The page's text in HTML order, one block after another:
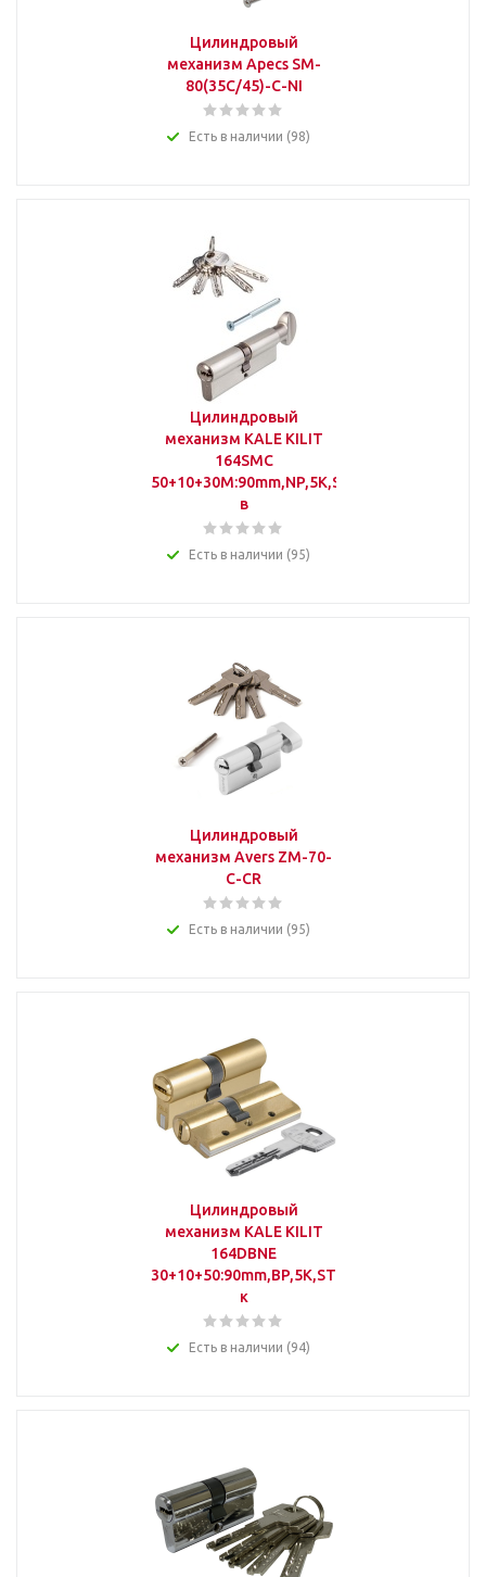
Цилиндровый
механизм Apecs SM-
80(35C/45)-C-NI
Есть в наличии (98)
Цилиндровый
механизм KALE KILIT
164SMC
50+10+30M:90mm,NP,5K,STB,к-
в
Есть в наличии (95)
Цилиндровый
механизм Avers ZM-70-
C-CR
Есть в наличии (95)
Цилиндровый
механизм KALE KILIT
164DBNE
30+10+50:90mm,BP,5K,STB,к-
к
Есть в наличии (94)